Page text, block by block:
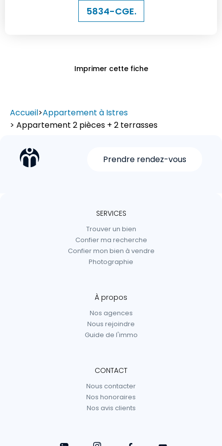
5834-CGE.
Imprimer cette fiche
Accueil>Appartement à Istres
> Appartement 2 pièces + 2 terrasses
Prendre rendez-vous
SERVICES
Trouver un bien
Confier ma recherche
Confier mon bien à vendre
Photographie
À propos
Nos agences
Nous rejoindre
Guide de l'immo
CONTACT
Nous contacter
Nos honoraires
Nos avis clients